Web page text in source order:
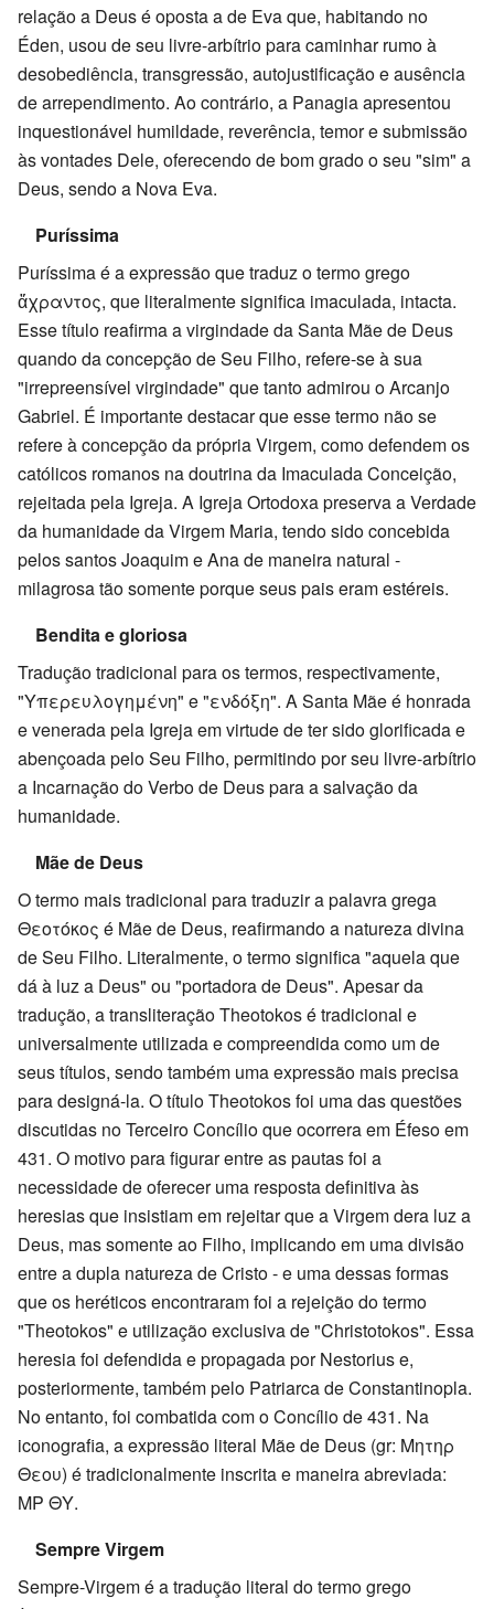
relação a Deus é oposta a de Eva que, habitando no
Éden, usou de seu livre-arbítrio para caminhar rumo à
desobediência, transgressão, autojustificação e ausência
de arrependimento. Ao contrário, a Panagia apresentou
inquestionável humildade, reverência, temor e submissão
às vontades Dele, oferecendo de bom grado o seu "sim" a
Deus, sendo a Nova Eva.
Puríssima
Puríssima é a expressão que traduz o termo grego
ἄχραντος, que literalmente significa imaculada, intacta.
Esse título reafirma a virgindade da Santa Mãe de Deus
quando da concepção de Seu Filho, refere-se à sua
"irrepreensível virgindade" que tanto admirou o Arcanjo
Gabriel. É importante destacar que esse termo não se
refere à concepção da própria Virgem, como defendem os
católicos romanos na doutrina da Imaculada Conceição,
rejeitada pela Igreja. A Igreja Ortodoxa preserva a Verdade
da humanidade da Virgem Maria, tendo sido concebida
pelos santos Joaquim e Ana de maneira natural -
milagrosa tão somente porque seus pais eram estéreis.
Bendita e gloriosa
Tradução tradicional para os termos, respectivamente,
"Υπερευλογημένη" e "ενδόξη". A Santa Mãe é honrada
e venerada pela Igreja em virtude de ter sido glorificada e
abençoada pelo Seu Filho, permitindo por seu livre-arbítrio
a Incarnação do Verbo de Deus para a salvação da
humanidade.
Mãe de Deus
O termo mais tradicional para traduzir a palavra grega
Θεοτόκος é Mãe de Deus, reafirmando a natureza divina
de Seu Filho. Literalmente, o termo significa "aquela que
dá à luz a Deus" ou "portadora de Deus". Apesar da
tradução, a transliteração Theotokos é tradicional e
universalmente utilizada e compreendida como um de
seus títulos, sendo também uma expressão mais precisa
para designá-la. O título Theotokos foi uma das questões
discutidas no Terceiro Concílio que ocorrera em Éfeso em
431. O motivo para figurar entre as pautas foi a
necessidade de oferecer uma resposta definitiva às
heresias que insistiam em rejeitar que a Virgem dera luz a
Deus, mas somente ao Filho, implicando em uma divisão
entre a dupla natureza de Cristo - e uma dessas formas
que os heréticos encontraram foi a rejeição do termo
"Theotokos" e utilização exclusiva de "Christotokos". Essa
heresia foi defendida e propagada por Nestorius e,
posteriormente, também pelo Patriarca de Constantinopla.
No entanto, foi combatida com o Concílio de 431. Na
iconografia, a expressão literal Mãe de Deus (gr: Μητηρ
Θεου) é tradicionalmente inscrita e maneira abreviada:
ΜΡ ΘΥ.
Sempre Virgem
Sempre-Virgem é a tradução literal do termo grego